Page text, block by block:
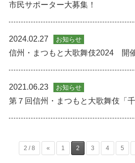
市民サポーター大募集！
2024.02.27 お知らせ
信州・まつもと大歌舞伎2024 開
2021.06.23 お知らせ
第７回信州・まつもと大歌舞伎「千
2 / 8 « 1 2 3 4 5